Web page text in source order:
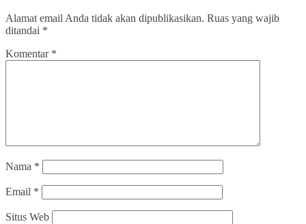
Alamat email Anda tidak akan dipublikasikan. Ruas yang wajib
ditandai *
Komentar *
Nama *
Email *
Situs Web